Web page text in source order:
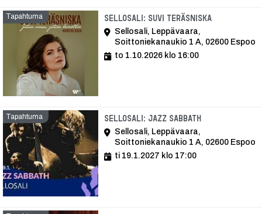
Tapahtuma Sellosali: Suvi TeräsniskaTapahtuma
Sellosali, Leppävaara,
Soittoniekanaukio 1 A, 02600 Espoo
to 1.10.2026 klo 16:00
Tapahtuma Sellosali: Jazz SabbathTapahtuma
Sellosali, Leppävaara,
Soittoniekanaukio 1 A, 02600 Espoo
ti 19.1.2027 klo 17:00